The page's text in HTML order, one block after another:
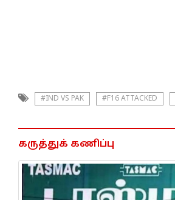
#IND VS PAK #F16 ATTACKED
கருத்துக் கணிப்பு